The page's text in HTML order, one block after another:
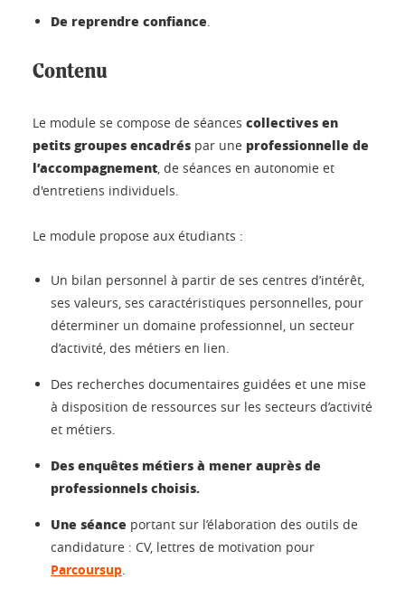
De reprendre confiance.
Contenu
Le module se compose de séances collectives en
petits groupes encadrés par une professionnelle de
l’accompagnement, de séances en autonomie et
d'entretiens individuels.
Le module propose aux étudiants :
Un bilan personnel à partir de ses centres d’intérêt,
ses valeurs, ses caractéristiques personnelles, pour
déterminer un domaine professionnel, un secteur
d’activité, des métiers en lien.
Des recherches documentaires guidées et une mise
à disposition de ressources sur les secteurs d’activité
et métiers.
Des enquêtes métiers à mener auprès de
professionnels choisis.
Une séance portant sur l’élaboration des outils de
candidature : CV, lettres de motivation pour
Parcoursup.